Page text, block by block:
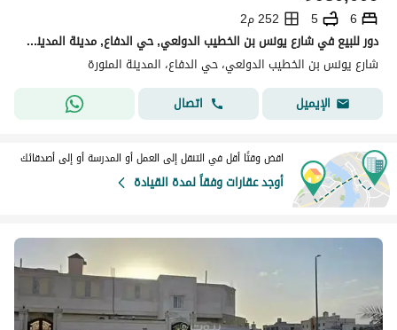
6
5
252 م2
دور للبيع في شارع يونس بن الخطيب الدولعي, حي الدفاع, مدينة المدينة المنورة, منطقة المدينة المنورة
شارع يونس بن الخطيب الدولعي، حي الدفاع، المدينة المنورة
الإيميل
اتصال
اقض وقتًا أقل في التنقل إلى العمل أو المدرسة أو إلى أصدقائك
أوجد عقارات وفقاً لمدة القيادة